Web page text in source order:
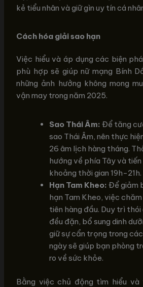
kẻ tiểu nhân và giữ gìn uy tín cá
Cách hóa giải sao hạn
Việc hiểu và áp dụng các biện
phù hợp sẽ giúp nữ mạng Bính
những ảnh hưởng không mong
vận may trong năm 2025.
Sao Thái Âm: Để tăng
sao Thái Âm, nên thực
26 âm lịch hàng tháng.
hướng về phía Tây và tiến
khoảng thời gian 19h-21h.
Hạn Tam Kheo: Để giảm
hạn Tam Kheo, việc
tiên hàng đầu. Duy trì
đều đặn, bổ sung dinh
giữ sự cẩn trọng trong
ngày sẽ giúp bạn phòng
ro về sức khỏe.
Bằng việc chủ động tìm hiểu và